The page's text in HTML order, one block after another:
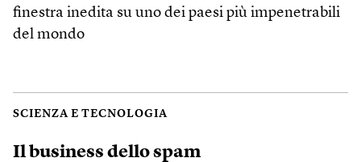
finestra inedita su uno dei paesi più impenetrabili
del mondo
SCIENZA E TECNOLOGIA
Il business dello spam